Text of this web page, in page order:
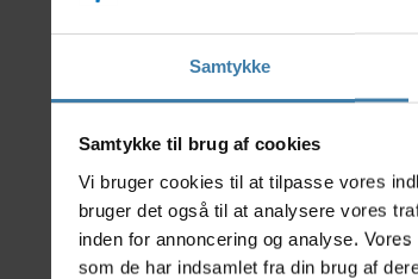
Samtykke
Samtykke til brug af cookies
Vi bruger cookies til at tilpasse vores
bruger det også til at analysere vores
inden for annoncering og analyse.
som de har indsamlet fra din brug af
Dækindlæg 19 mm
30 meter
269,00kr.